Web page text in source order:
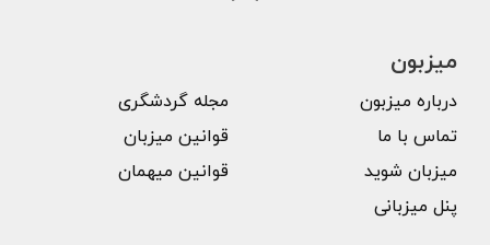
میزبون
درباره میزبون
تماس با ما
میزبان شوید
پنل میزبانی
مجله گردشگری
قوانین میزبان
قوانین میهمان